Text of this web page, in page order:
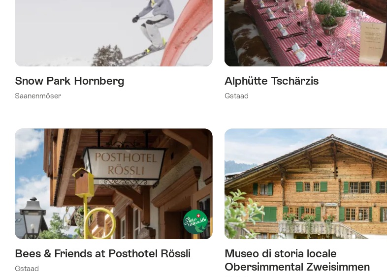
Snow Park Hornberg
Saanenmöser
Alphütte Tschärzis
Gstaad
Bees & Friends at Posthotel Rössli
Gstaad
Museo di storia locale
Obersimmental Zweisimmen